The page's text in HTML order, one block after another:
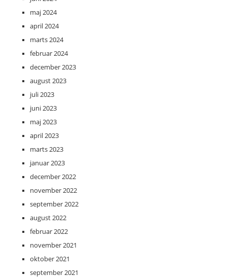
maj 2024
april 2024
marts 2024
februar 2024
december 2023
august 2023
juli 2023
juni 2023
maj 2023
april 2023
marts 2023
januar 2023
december 2022
november 2022
september 2022
august 2022
februar 2022
november 2021
oktober 2021
september 2021